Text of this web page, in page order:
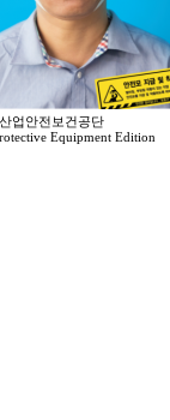
업안전보건공단
Equipment Edition